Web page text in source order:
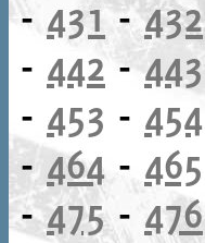
- 431-432
- 442 -443
- 453 - 454
- 464 - 465
-475- 476